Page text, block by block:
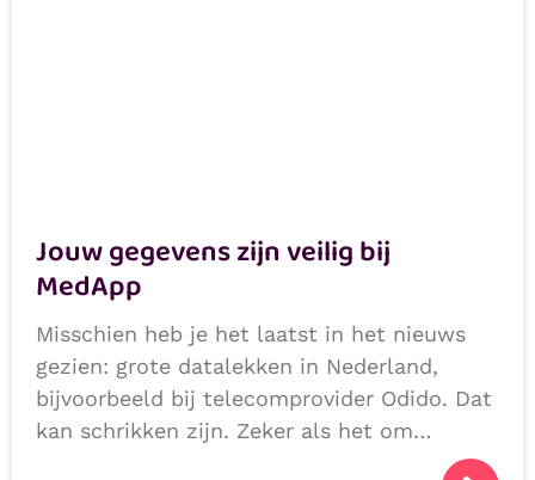
Jouw gegevens zijn veilig bij
MedApp
Misschien heb je het laatst in het nieuws
gezien: grote datalekken in Nederland,
bijvoorbeeld bij telecomprovider Odido. Dat
kan schrikken zijn. Zeker als het om
persoonlijke of medische gegevens gaat.